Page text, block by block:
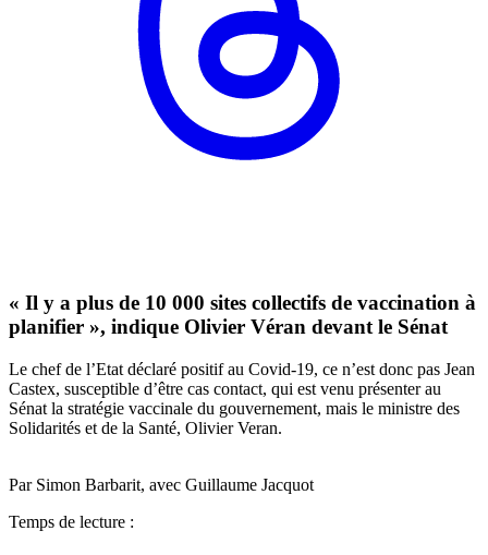
« Il y a plus de 10 000 sites collectifs de vaccination à
planifier », indique Olivier Véran devant le Sénat
Le chef de l’Etat déclaré positif au Covid-19, ce n’est donc pas Jean
Castex, susceptible d’être cas contact, qui est venu présenter au
Sénat la stratégie vaccinale du gouvernement, mais le ministre des
Solidarités et de la Santé, Olivier Veran.
Par Simon Barbarit, avec Guillaume Jacquot
Temps de lecture :